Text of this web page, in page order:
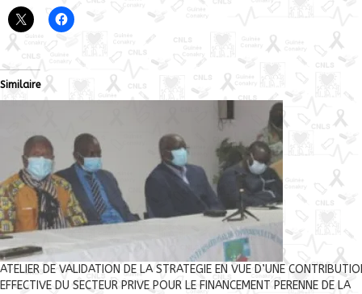
Similaire
ATELIER DE VALIDATION DE LA STRATEGIE EN VUE D’UNE
EFFECTIVE DU SECTEUR PRIVE POUR LE FINANCEMENT PERENNE DE LA